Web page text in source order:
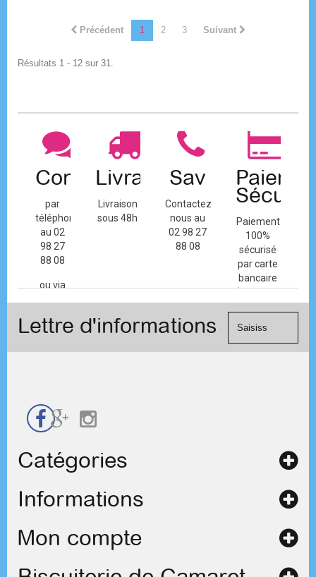
Précédent 1 2 3 Suivant
Résultats 1 - 12 sur 31.
Contact
par
téléphone
au 02
98 27
88 08
ou via
de
Livraison
Livraison
sous 48h
Sav
Contactez-
nous au
02 98 27
88 08
Paiement
100%
sécurisé
par carte
bancaire
(Mastercard,
Visa, ...) et
Lettre d'informations
Catégories
Informations
Mon compte